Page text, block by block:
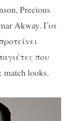
, Precious
Akway. Για
που
looks.